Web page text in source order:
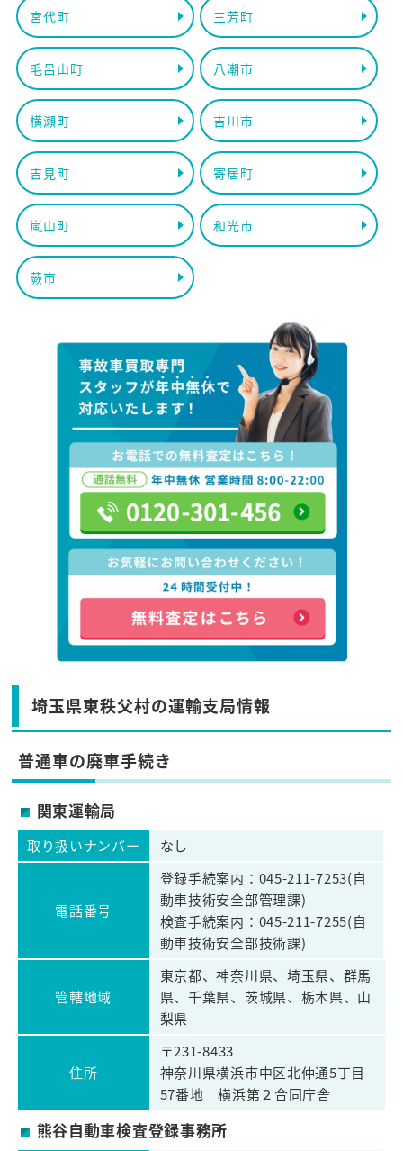
宮代町 三芳町
毛呂山町 八潮市
横瀬町 吉川市
吉見町 寄居町
嵐山町 和光市
蕨市
埼玉県東秩父村の運輸支局情報
普通車の廃車手続き
関東運輸局
取り扱いナンバー なし
電話番号
登録手続案内：045-211-7253(自
動車技術安全部管理課)
検査手続案内：045-211-7255(自
動車技術安全部技術課)
管轄地域
東京都、神奈川県、埼玉県、群馬
県、千葉県、茨城県、栃木県、山
梨県
住所
〒231-8433
神奈川県横浜市中区北仲通5丁目
57番地 横浜第２合同庁舎
熊谷自動車検査登録事務所